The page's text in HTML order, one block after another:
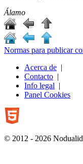
Álamo
Normas para publicar
Acerca de |
Contacto |
Info legal |
Panel Cookies
© 2012 - 2026